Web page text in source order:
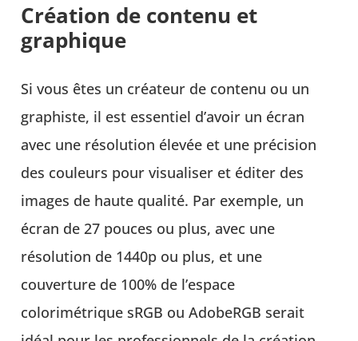
Création de contenu et
graphique
Si vous êtes un créateur de contenu ou un
graphiste, il est essentiel d’avoir un écran
avec une résolution élevée et une précision
des couleurs pour visualiser et éditer des
images de haute qualité. Par exemple, un
écran de 27 pouces ou plus, avec une
résolution de 1440p ou plus, et une
couverture de 100% de l’espace
colorimétrique sRGB ou AdobeRGB serait